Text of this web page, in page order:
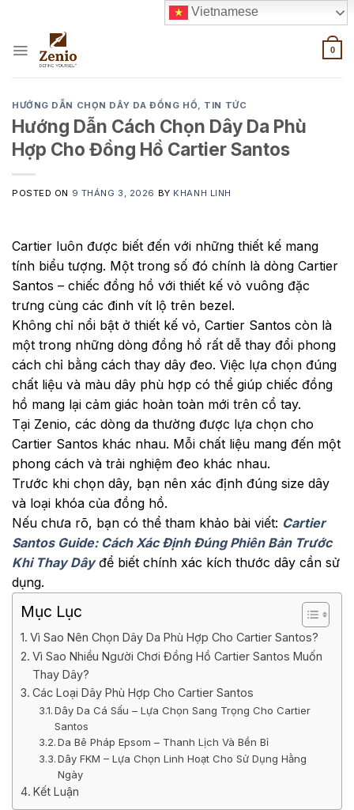
content
0
HƯỚNG DẪN CHỌN DÂY DA ĐỒNG HỒ, TIN TỨC
Hướng Dẫn Cách Chọn Dây Da Phù
Hợp Cho Đồng Hồ Cartier Santos
POSTED ON 9 THÁNG 3, 2026 BY KHANH LINH
Cartier luôn được biết đến với những thiết kế mang
tính biểu tượng. Một trong số đó chính là dòng Cartier
Santos – chiếc đồng hồ với thiết kế vỏ vuông đặc
trưng cùng các đinh vít lộ trên bezel.
Không chỉ nổi bật ở thiết kế vỏ, Cartier Santos còn là
một trong những dòng đồng hồ rất dễ thay đổi phong
cách chỉ bằng cách thay dây đeo. Việc lựa chọn đúng
chất liệu và màu dây phù hợp có thể giúp chiếc đồng
hồ mang lại cảm giác hoàn toàn mới trên cổ tay.
Tại Zenio, các dòng da thường được lựa chọn cho
Cartier Santos khác nhau. Mỗi chất liệu mang đến một
phong cách và trải nghiệm đeo khác nhau.
Trước khi chọn dây, bạn nên xác định đúng size dây
và loại khóa của đồng hồ.
Nếu chưa rõ, bạn có thể tham khảo bài viết: Cartier
Santos Guide: Cách Xác Định Đúng Phiên Bản Trước
Khi Thay Dâyđể biết chính xác kích thước dây cần sử
dụng.
Mục Lục
Vì Sao Nên Chọn Dây Da Phù Hợp Cho Cartier Santos?
Vì Sao Nhiều Người Chơi Đồng Hồ Cartier Santos Muốn
Thay Dây?
Các Loại Dây Phù Hợp Cho Cartier Santos
Dây Da Cá Sấu – Lựa Chọn Sang Trọng Cho Cartier
Santos
Da Bê Pháp Epsom – Thanh Lịch Và Bền Bỉ
Dây FKM – Lựa Chọn Linh Hoạt Cho Sử Dụng Hằng
Ngày
Kết Luận
Vietnamese